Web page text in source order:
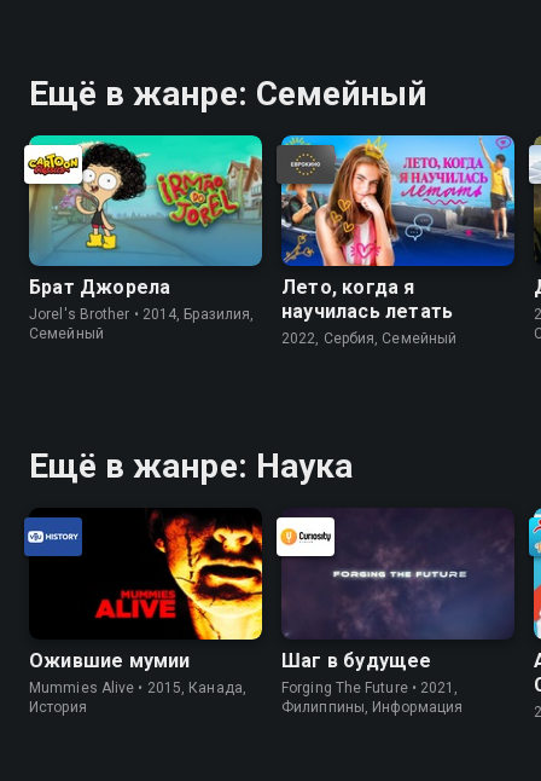
Ещё в жанре: Cемейный
Брат Джорела
Jorel's Brother • 2014, Бразилия,
Cемейный
Лето, когда я
научилась летать
2022, Сербия, Cемейный
Ещё в жанре: Наука
Ожившие мумии
Mummies Alive • 2015, Канада,
История
Шаг в будущее
Forging The Future • 2021,
Филиппины, Информация